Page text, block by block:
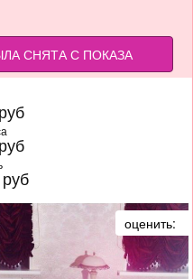
СНЯТА С ПОКАЗА
оценить: